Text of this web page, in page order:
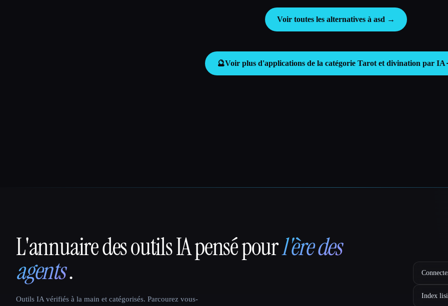
Voir toutes les alternatives à asd →
🔮Voir plus d'applications de la catégorie Tarot et divination par IA
That AI Collection
L'annuaire des outils IA pensé pourl'ère des
agents.
Outils IA vérifiés à la main et catégorisés. Parcourez vous-
Index